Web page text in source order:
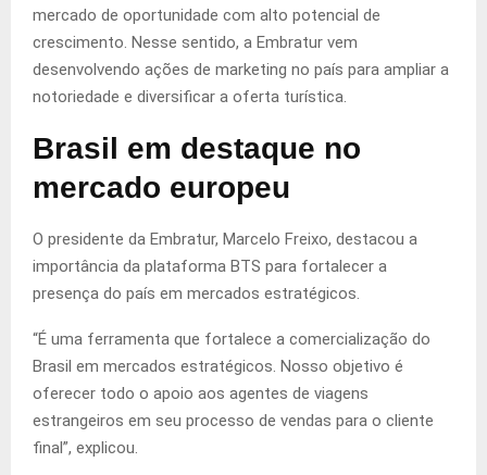
mercado de oportunidade com alto potencial de
crescimento. Nesse sentido, a Embratur vem
desenvolvendo ações de marketing no país para ampliar a
notoriedade e diversificar a oferta turística.
Brasil em destaque no
mercado europeu
O presidente da Embratur, Marcelo Freixo, destacou a
importância da plataforma BTS para fortalecer a
presença do país em mercados estratégicos.
“É uma ferramenta que fortalece a comercialização do
Brasil em mercados estratégicos. Nosso objetivo é
oferecer todo o apoio aos agentes de viagens
estrangeiros em seu processo de vendas para o cliente
final”, explicou.